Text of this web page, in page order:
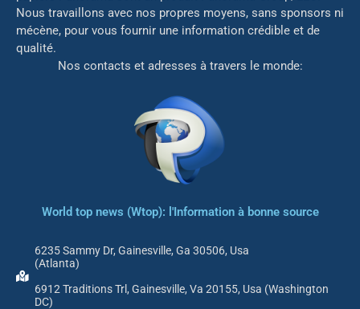
Nous travaillons avec nos propres moyens, sans sponsors ni
mécène, pour vous fournir une information crédible et de
qualité.
Nos contacts et adresses à travers le monde:
World top news (Wtop): l'Information à bonne source
6235 Sammy Dr, Gainesville, Ga 30506, Usa
(Atlanta)
6912 Traditions Trl, Gainesville, Va 20155, Usa (Washington
DC)